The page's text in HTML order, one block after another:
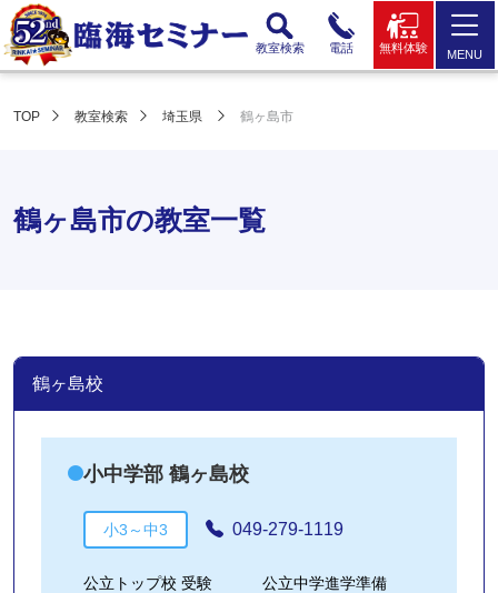
教室検索 電話 無料体験 MENU
TOP 教室検索 埼玉県 鶴ヶ島市
鶴ヶ島市の教室一覧
鶴ヶ島校
小中学部 鶴ヶ島校
小3～中3 049-279-1119
公立トップ校 受験
公立中学進学準備